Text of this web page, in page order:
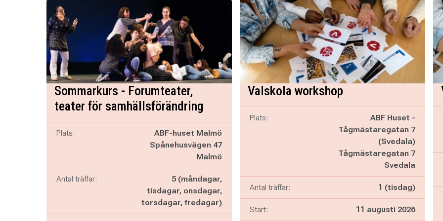
Sommarkurs - Forumteater,
teater för samhällsförändring
Plats:
ABF-huset Malmö
Spånehusvägen 47
Malmö
Antal träffar:
5 (måndagar,
tisdagar, onsdagar,
torsdagar, fredagar)
Valskola workshop
Plats:
ABF Huset -
Tågmästaregatan 7
(Svedala)
Tågmästaregatan 7
Svedala
Antal träffar: 1 (tisdag)
Start: 11 augusti 2026